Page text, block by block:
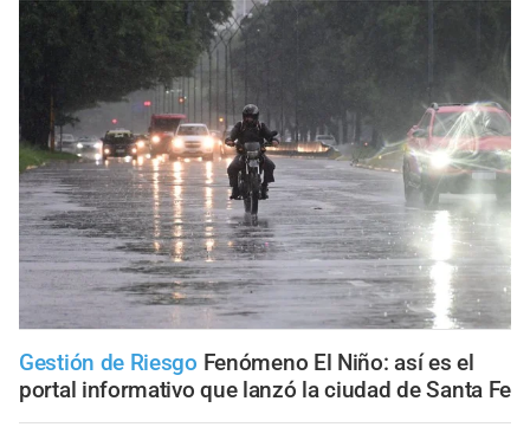
Gestión de Riesgo Fenómeno El Niño: así es el
portal informativo que lanzó la ciudad de Santa Fe